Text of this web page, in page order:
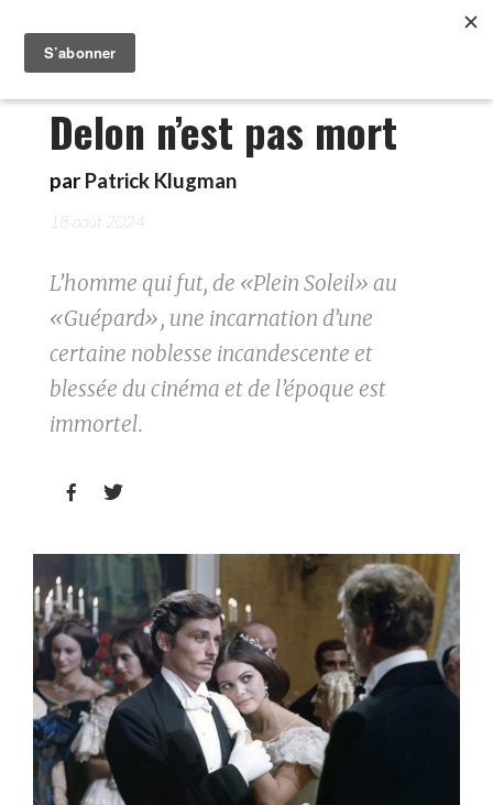
Delon n’est pas mort
par Patrick Klugman
18 août 2024
L’homme qui fut, de «Plein Soleil» au
«Guépard», une incarnation d’une
certaine noblesse incandescente et
blessée du cinéma et de l’époque est
immortel.
 